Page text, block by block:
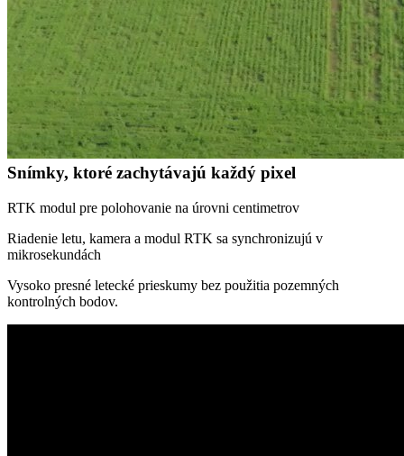
Snímky, ktoré zachytávajú každý pixel
RTK modul pre polohovanie na úrovni centimetrov
Riadenie letu, kamera a modul RTK sa synchronizujú v
mikrosekundách
Vysoko presné letecké prieskumy bez použitia pozemných
kontrolných bodov.